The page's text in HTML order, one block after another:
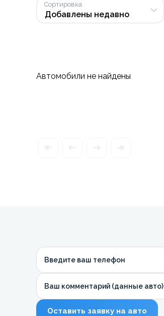
Сортировка
Автомобили не найдены
Введите ваш телефон
Ваш комментарий (данные авто)
Оставить заявку на авто